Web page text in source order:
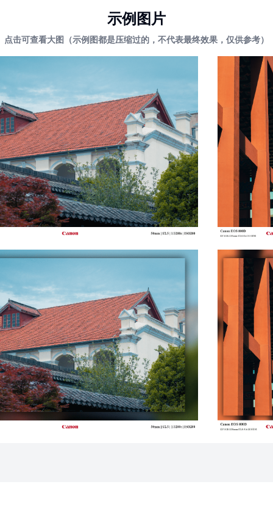
示例图片
点击可查看大图（示例图都是压缩过的，不代表最终效果，仅供参考）